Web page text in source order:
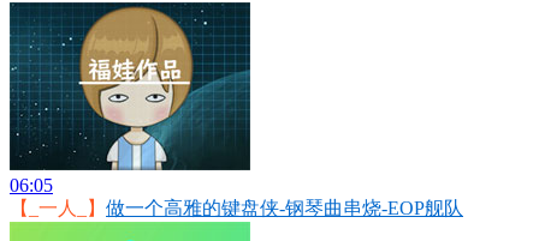
06:05
【_一人_】 做一个高雅的键盘侠-钢琴曲串烧-EOP舰队